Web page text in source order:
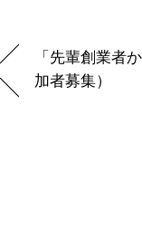
「先輩創業者
加者募集）